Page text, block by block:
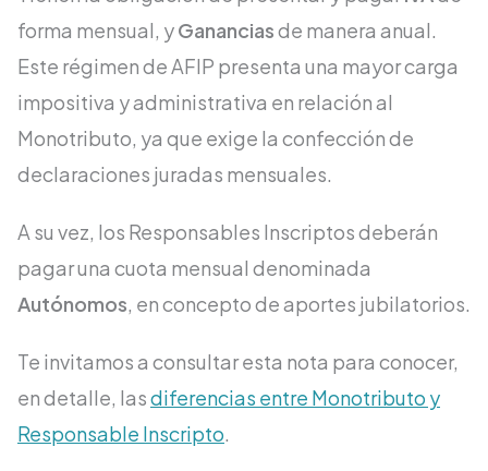
forma mensual, yGananciasde manera anual.
Este régimen de AFIP presenta una mayor carga
impositiva y administrativa en relación al
Monotributo, ya que exige la confección de
declaraciones juradas mensuales.
A su vez, los Responsables Inscriptos deberán
pagar una cuota mensual denominada
Autónomos, en concepto de aportes jubilatorios.
Te invitamos a consultar esta nota para conocer,
en detalle, lasdiferencias entre Monotributo y
Responsable Inscripto.